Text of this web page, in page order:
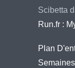
Scibetta
Run.fr :
Plan